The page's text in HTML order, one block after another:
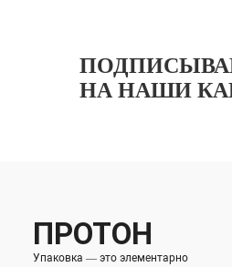
НА НАШИ
ПРОТОН
Упаковка — это элементарно